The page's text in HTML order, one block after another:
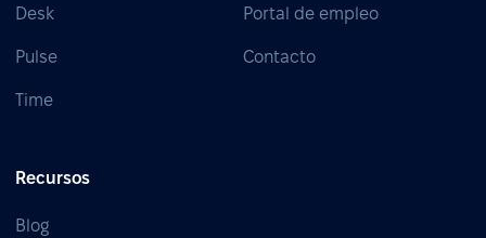
Desk
Pulse
Time
Portal de empleo
Contacto
Recursos
Blog